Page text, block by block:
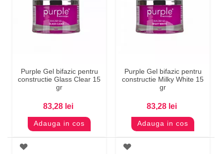
Purple Gel bifazic pentru
constructie Glass Clear 15
gr
83,28 lei
Adauga in cos
Purple Gel bifazic pentru
constructie Milky White 15
gr
83,28 lei
Adauga in cos